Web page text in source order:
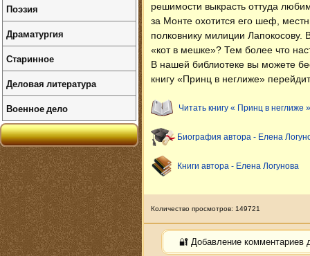
решимости выкрасть оттуда
за Монте охотится его шеф,
полковнику милиции Лапокосову.
«кот в мешке»? Тем более что
В нашей библиотеке вы можете
книгу «Принц в неглиже»
Читать книгу « Принц в неглиже »
Биография автора - Елена
Книги автора - Елена Логунова
Количество просмотров: 149721
🔐 Добавление комментариев
Поэзия
Драматургия
Старинное
Деловая литература
Военное дело